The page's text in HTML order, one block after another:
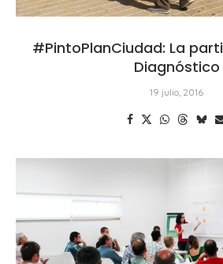
#PintoPlanCiudad: La
Diagnóstico
19 julio, 2016